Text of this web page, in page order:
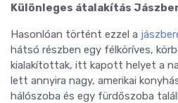
Különleges átalakítás
Hasonlóan történt ezzel a
hátsó részben egy félköríves,
kialakítottak, itt kapott helyet a
lett annyira nagy, amerikai
hálószoba és egy fürdőszoba